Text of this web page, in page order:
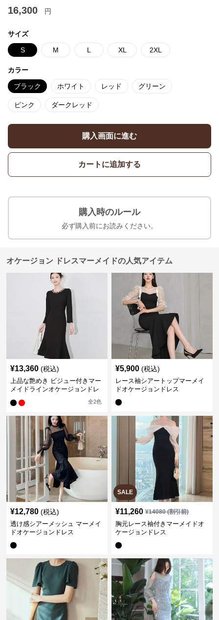
16,300 円
サイズ
S M L XL 2XL
カラー
ブラック ホワイト レッド グリーン
ピンク ダークレッド
購入画面に進む
カートに追加する
購入時のルール
必ず購入前にお読みください。
オケージョン ドレスマーメイドの人気アイテム
¥13,360 (税込)
上品な艶めき ビジュー付きマー
メイドラインオケージョンドレ
全2色
¥5,900 (税込)
レース袖シアートップマーメイ
ドオケージョンドレス
¥12,780 (税込)
透け感シアーメッシュ マーメイ
ドオケージョンドレス
SALE
¥11,260 ¥14080(割引前)
胸元レース袖付きマーメイドオ
ケージョンドレス